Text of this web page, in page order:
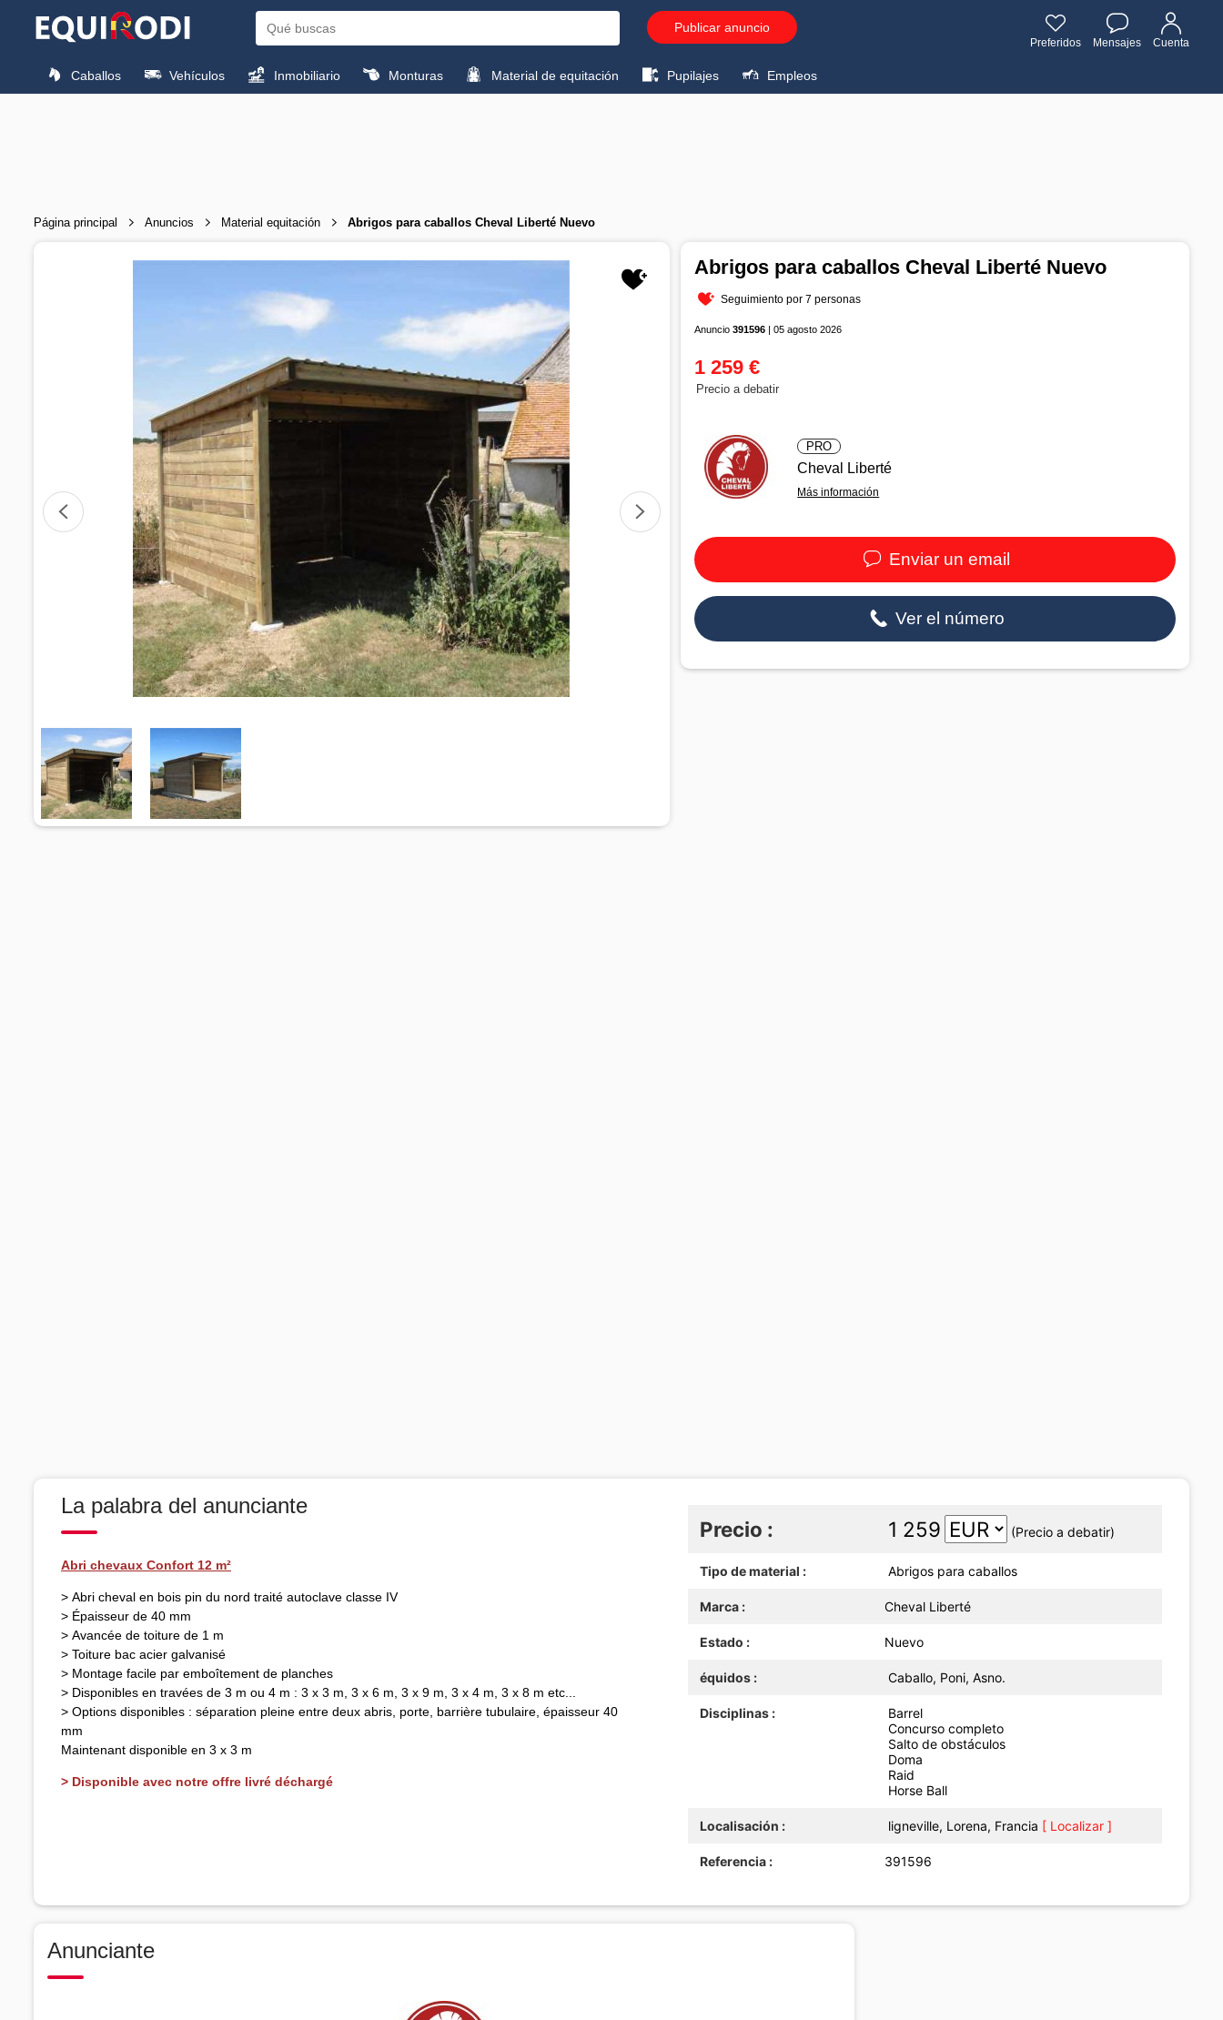
Publicar anuncio
Preferidos Mensajes Cuenta
Caballos Vehículos Inmobiliario Monturas Material de equitación Pupilajes Empleos
Página principal Anuncios Material equitación Abrigos para caballos Cheval Liberté Nuevo
Abrigos para caballos Cheval Liberté Nuevo
Seguimiento por 7 personas
Anuncio391596 | 05 agosto 2026
1 259 €
Precio a debatir
PRO
Cheval Liberté
Más información
Enviar un email
Ver el número
La palabra del anunciante
Abri chevaux Confort 12 m²
> Abri cheval en bois pin du nord traité autoclave classe IV
> Épaisseur de 40 mm
> Avancée de toiture de 1 m
> Toiture bac acier galvanisé
> Montage facile par emboîtement de planches
> Disponibles en travées de 3 m ou 4 m : 3 x 3 m, 3 x 6 m, 3 x 9 m, 3 x 4 m, 3 x 8 m etc...
> Options disponibles : séparation pleine entre deux abris, porte, barrière tubulaire, épaisseur 40
mm
Maintenant disponible en 3 x 3 m
> Disponible avec notre offre livré déchargé
Precio : 1 259 (Precio a debatir)
Tipo de material : Abrigos para caballos
Marca : Cheval Liberté
Estado : Nuevo
équidos : Caballo, Poni, Asno.
Disciplinas :
Barrel
Concurso completo
Salto de obstáculos
Doma
Raid
Horse Ball
Localisación : ligneville, Lorena, Francia [ Localizar ]
Referencia : 391596
Anunciante